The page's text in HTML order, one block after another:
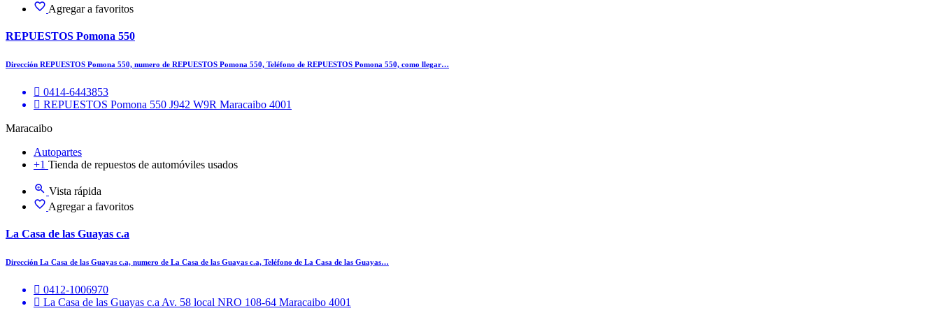
Agregar a favoritos
REPUESTOS Pomona 550
Dirección REPUESTOS Pomona 550, numero de REPUESTOS Pomona 550, Teléfono de REPUESTOS Pomona 550, como llegar…
0414-6443853
REPUESTOS Pomona 550 J942 W9R Maracaibo 4001
Maracaibo
Autopartes
+1 Tienda de repuestos de automóviles usados
Vista rápida
Agregar a favoritos
La Casa de las Guayas c.a
Dirección La Casa de las Guayas c.a, numero de La Casa de las Guayas c.a, Teléfono de La Casa de las Guayas…
0412-1006970
La Casa de las Guayas c.a Av. 58 local NRO 108-64 Maracaibo 4001